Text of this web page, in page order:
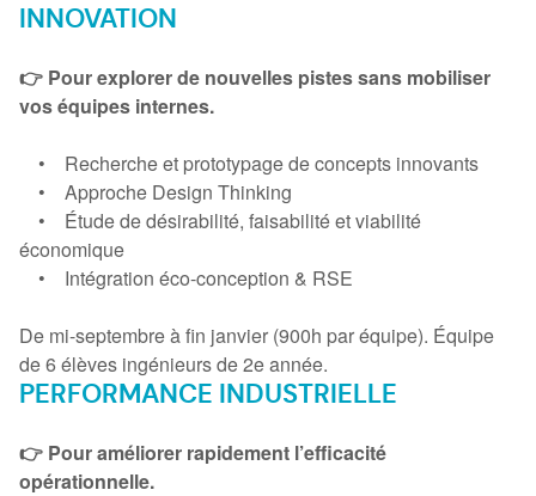
INNOVATION
👉 Pour explorer de nouvelles pistes sans mobiliser
vos équipes internes.
• Recherche et prototypage de concepts innovants
• Approche Design Thinking
• Étude de désirabilité, faisabilité et viabilité
économique
• Intégration éco-conception & RSE
De mi-septembre à fin janvier (900h par équipe). Équipe
de 6 élèves ingénieurs de 2e année.
PERFORMANCE INDUSTRIELLE
👉 Pour améliorer rapidement l’efficacité
opérationnelle.